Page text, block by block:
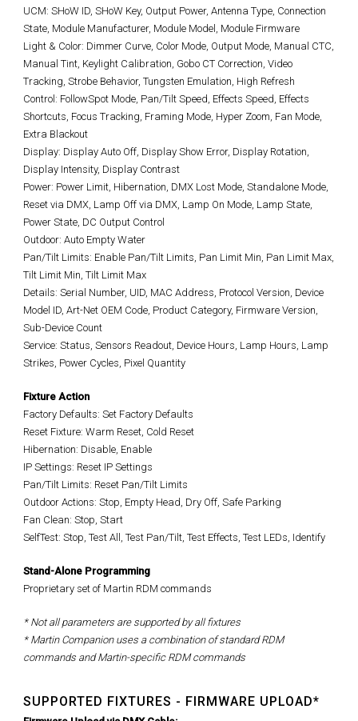
UCM: SHoW ID, SHoW Key, Output Power, Antenna Type, Connection
State, Module Manufacturer, Module Model, Module Firmware
Light & Color: Dimmer Curve, Color Mode, Output Mode, Manual CTC,
Manual Tint, Keylight Calibration, Gobo CT Correction, Video
Tracking, Strobe Behavior, Tungsten Emulation, High Refresh
Control: FollowSpot Mode, Pan/Tilt Speed, Effects Speed, Effects
Shortcuts, Focus Tracking, Framing Mode, Hyper Zoom, Fan Mode,
Extra Blackout
Display: Display Auto Off, Display Show Error, Display Rotation,
Display Intensity, Display Contrast
Power: Power Limit, Hibernation, DMX Lost Mode, Standalone Mode,
Reset via DMX, Lamp Off via DMX, Lamp On Mode, Lamp State,
Power State, DC Output Control
Outdoor: Auto Empty Water
Pan/Tilt Limits: Enable Pan/Tilt Limits, Pan Limit Min, Pan Limit Max,
Tilt Limit Min, Tilt Limit Max
Details: Serial Number, UID, MAC Address, Protocol Version, Device
Model ID, Art-Net OEM Code, Product Category, Firmware Version,
Sub-Device Count
Service: Status, Sensors Readout, Device Hours, Lamp Hours, Lamp
Strikes, Power Cycles, Pixel Quantity
Fixture Action
Factory Defaults: Set Factory Defaults
Reset Fixture: Warm Reset, Cold Reset
Hibernation: Disable, Enable
IP Settings: Reset IP Settings
Pan/Tilt Limits: Reset Pan/Tilt Limits
Outdoor Actions: Stop, Empty Head, Dry Off, Safe Parking
Fan Clean: Stop, Start
SelfTest: Stop, Test All, Test Pan/Tilt, Test Effects, Test LEDs, Identify
Stand-Alone Programming
Proprietary set of Martin RDM commands
* Not all parameters are supported by all fixtures
* Martin Companion uses a combination of standard RDM
commands and Martin-specific RDM commands
SUPPORTED FIXTURES - FIRMWARE UPLOAD*